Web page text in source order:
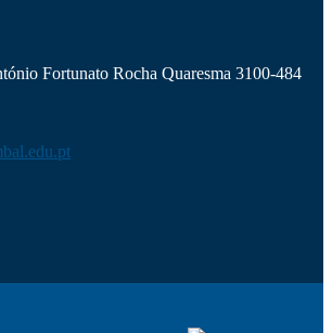
Fortunato Rocha Quaresma 3100-484